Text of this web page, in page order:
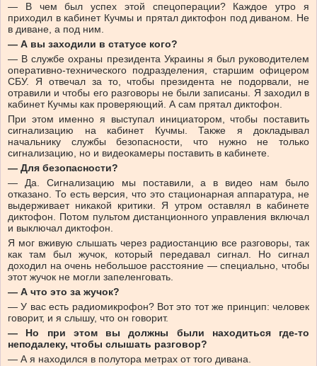
— В чем был успех этой спецоперации? Каждое утро я
приходил в кабинет Кучмы и прятал диктофон под диваном. Не
в диване, а под ним.
— А вы заходили в статусе кого?
— В службе охраны президента Украины я был руководителем
оперативно-технического подразделения, старшим офицером
СБУ. Я отвечал за то, чтобы президента не подорвали, не
отравили и чтобы его разговоры не были записаны. Я заходил в
кабинет Кучмы как проверяющий. А сам прятал диктофон.
При этом именно я выступал инициатором, чтобы поставить
сигнализацию на кабинет Кучмы. Также я докладывал
начальнику службы безопасности, что нужно не только
сигнализацию, но и видеокамеры поставить в кабинете.
— Для безопасности?
— Да. Сигнализацию мы поставили, а в видео нам было
отказано. То есть версия, что это стационарная аппаратура, не
выдерживает никакой критики. Я утром оставлял в кабинете
диктофон. Потом пультом дистанционного управления включал
и выключал диктофон.
Я мог вживую слышать через радиостанцию все разговоры, так
как там был жучок, который передавал сигнал. Но сигнал
доходил на очень небольшое расстояние — специально, чтобы
этот жучок не могли запеленговать.
— А что это за жучок?
— У вас есть радиомикрофон? Вот это тот же принцип: человек
говорит, и я слышу, что он говорит.
— Но при этом вы должны были находиться где-то
неподалеку, чтобы слышать разговор?
— А я находился в полутора метрах от того дивана.